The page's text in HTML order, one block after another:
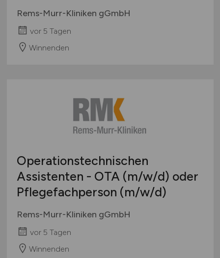
Rems-Murr-Kliniken gGmbH
vor 5 Tagen
Winnenden
Operationstechnischen
Assistenten - OTA (m/w/d) oder
Pflegefachperson (m/w/d)
Rems-Murr-Kliniken gGmbH
vor 5 Tagen
Winnenden